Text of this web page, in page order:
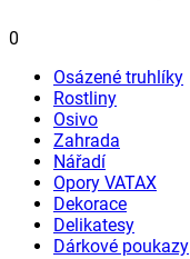
0
Osázené truhlíky
Rostliny
Osivo
Zahrada
Nářadí
Opory VATAX
Dekorace
Delikatesy
Dárkové poukazy